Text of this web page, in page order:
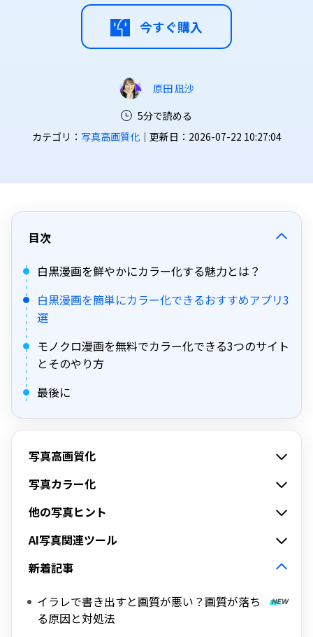
今すぐ購入
原田 凪沙
5分で読める
カテゴリ： 写真高画質化｜更新日：2026-07-22 10:27:04
目次
白黒漫画を鮮やかにカラー化する魅力とは？
白黒漫画を簡単にカラー化できるおすすめアプリ3
選
モノクロ漫画を無料でカラー化できる3つのサイト
とそのやり方
最後に
写真高画質化
写真カラー化
他の写真ヒント
AI写真関連ツール
新着記事
イラレで書き出すと画質が悪い？画質が落ち
る原因と対処法